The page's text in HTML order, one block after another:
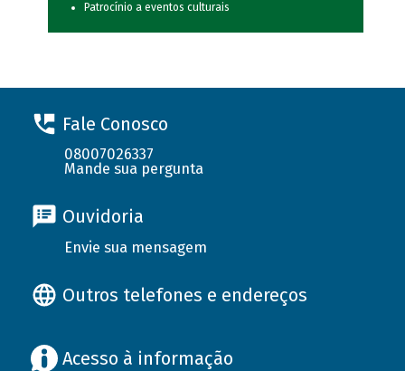
Patrocínio a eventos culturais
Fale Conosco
08007026337
Mande sua pergunta
Ouvidoria
Envie sua mensagem
Outros telefones e endereços
Acesso à informação